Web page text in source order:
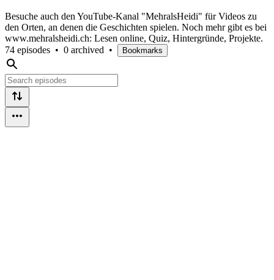
Besuche auch den YouTube-Kanal "MehralsHeidi" für Videos zu
den Orten, an denen die Geschichten spielen. Noch mehr gibt es bei
www.mehralsheidi.ch: Lesen online, Quiz, Hintergründe, Projekte.
74 episodes • 0 archived • Bookmarks